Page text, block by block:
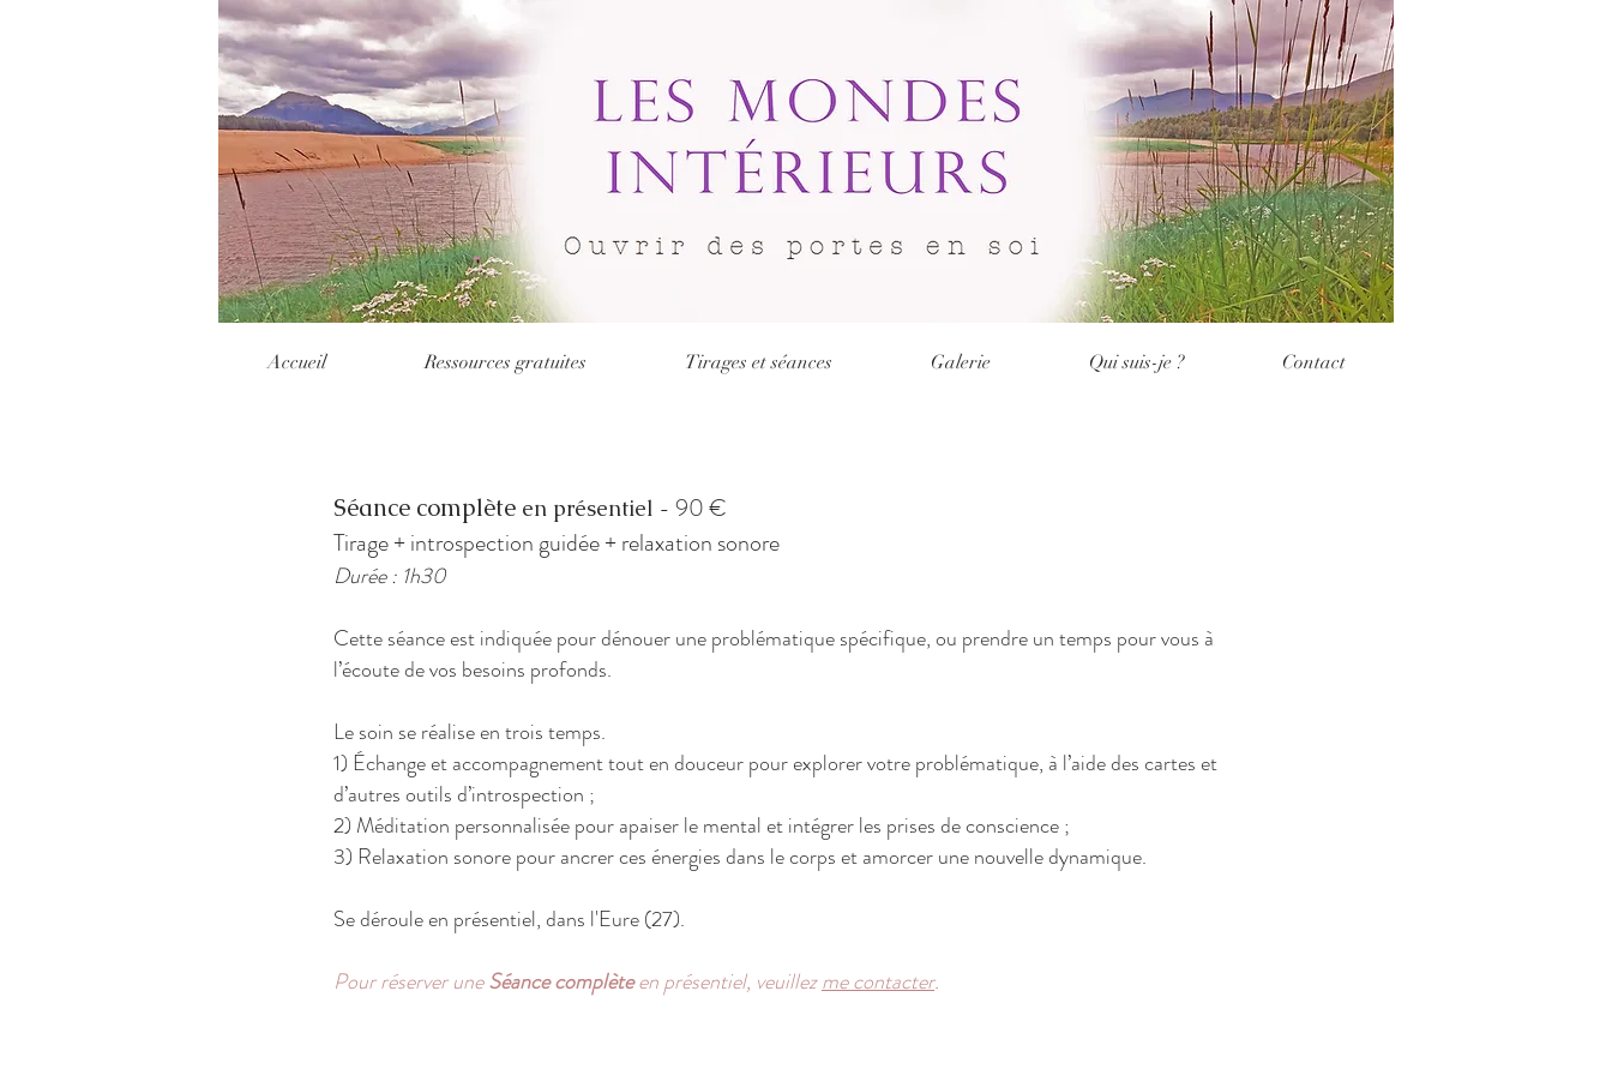
Accueil Ressources gratuites Tirages et séances Galerie Qui suis-je ? Contact
Séance complète en présentiel - 90 €
Tirage + introspection guidée + relaxation sonore
Durée : 1h30
Cette séance est indiquée pour dénouer une problématique spécifique, ou prendre un temps pour vous à
l’écoute de vos besoins profonds.
Le soin se réalise en trois temps.
1) Échange et accompagnement tout en douceur pour explorer votre problématique, à l’aide des cartes et
d’autres outils d’introspection ;
2) Méditation personnalisée pour apaiser le mental et intégrer les prises de conscience ;
3) Relaxation sonore pour ancrer ces énergies dans le corps et amorcer une nouvelle dynamique.
Se déroule en présentiel, dans l'Eure (27).
Pour réserver uneSéance complèteen présentiel, veuillezme contacter.